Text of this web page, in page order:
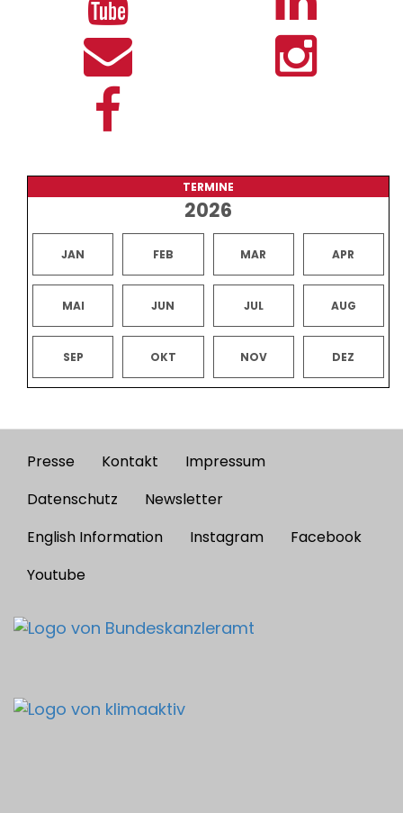
TERMINE
2026
JAN FEB MAR APR
MAI JUN JUL AUG
SEP OKT NOV DEZ
Footer
menu
Presse Kontakt
Impressum
Datenschutz
Newsletter
English Information
Instagram
Facebook
Youtube